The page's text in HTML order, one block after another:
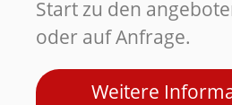
Start zu den
oder auf Anfrage.
Weitere